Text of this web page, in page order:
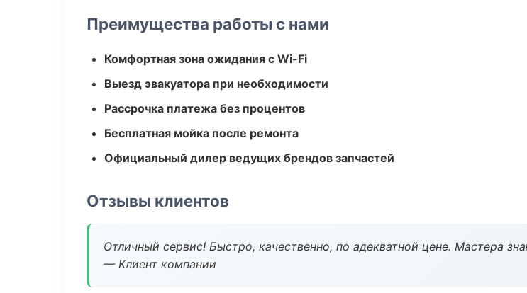
Преимущества работы с нами
Комфортная зона ожидания с Wi-Fi
Выезд эвакуатора при необходимости
Рассрочка платежа без процентов
Бесплатная мойка после ремонта
Официальный дилер ведущих брендов запчастей
Отзывы клиентов
Отличный сервис! Быстро, качественно, по адекватной цене. Мастера
— Клиент компании